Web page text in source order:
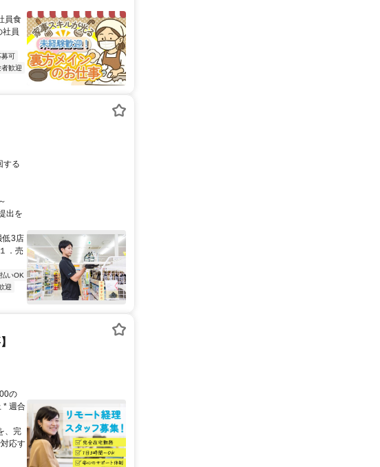
員食
社員
募可
歓迎
する
出を
低3店
．売
いOK
迎
の
* 週合
、完
応す